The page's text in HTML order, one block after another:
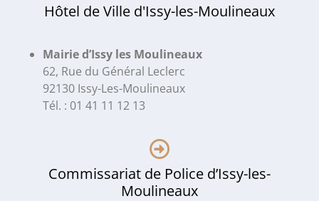
Hôtel de Ville d'Issy-les-Moulineaux
Mairie d’Issy les Moulineaux
62, Rue du Général Leclerc
92130 Issy-Les-Moulineaux
Tél. : 01 41 11 12 13
Commissariat de Police d’Issy-les-
Moulineaux